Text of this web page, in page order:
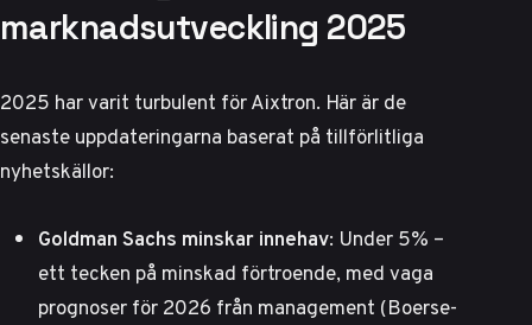
marknadsutveckling 2025
2025 har varit turbulent för Aixtron. Här är de
senaste uppdateringarna baserat på tillförlitliga
nyhetskällor:
Goldman Sachs minskar innehav: Under 5% –
ett tecken på minskad förtroende, med vaga
prognoser för 2026 från management (Boerse-